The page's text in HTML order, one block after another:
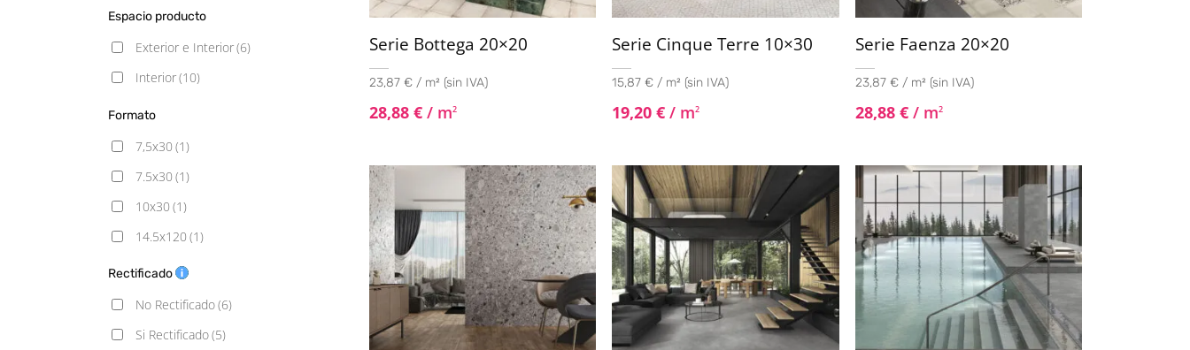
Mármol
(2)
Monocolor
Piedra
Espacio producto
Exterior e Interior(6)
Interior(10)
Formato
7,5x30 (1)
7.5x30 (1)
10x30 (1)
14.5x120 (1)
16,25x16,25
(6)
30x60
(1)
Rectificado
No Rectificado(6)
Si Rectificado(5)
Serie Bottega 20×20
23,87 € / m² (sin IVA)
28,88 € / m2
Serie Cinque Terre 10×30
15,87 € / m² (sin IVA)
19,20€ / m2
Serie Faenza 20×20
23,87 € / m² (sin IVA)
28,88 €/ m2